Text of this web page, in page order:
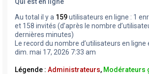
Au total il y a 159utilisateurs en ligne : 1
et 158 invités (d’après le nombre
dernières minutes)
Le record du nombre d’utilisateurs en ligne
dim. mai 17, 2026 7:33 am
Légende : Administrateurs, Modérateurs